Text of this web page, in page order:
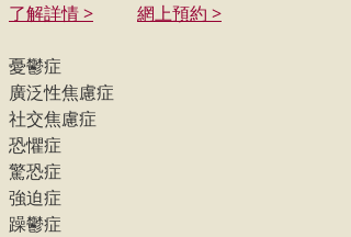
了解詳情 > 網上預約 >
憂鬱症
廣泛性焦慮症
社交焦慮症
恐懼症
驚恐症
強迫症
躁鬱症